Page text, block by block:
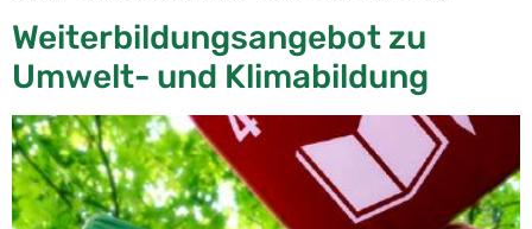
Weiterbildungsangebot zu
Umwelt- und Klimabildung